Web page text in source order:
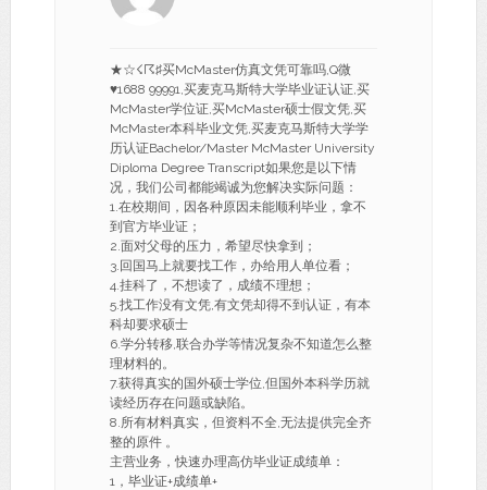
★☆☇☈♯买McMaster仿真文凭可靠吗,Q微
♥1688 99991,买麦克马斯特大学毕业证认证,买
McMaster学位证,买McMaster硕士假文凭,买
McMaster本科毕业文凭,买麦克马斯特大学学
历认证Bachelor/Master McMaster University
Diploma Degree Transcript如果您是以下情
况，我们公司都能竭诚为您解决实际问题：
1.在校期间，因各种原因未能顺利毕业，拿不
到官方毕业证；
2.面对父母的压力，希望尽快拿到；
3.回国马上就要找工作，办给用人单位看；
4.挂科了，不想读了，成绩不理想；
5.找工作没有文凭,有文凭却得不到认证，有本
科却要求硕士
6.学分转移,联合办学等情况复杂不知道怎么整
理材料的。
7.获得真实的国外硕士学位,但国外本科学历就
读经历存在问题或缺陷。
8.所有材料真实，但资料不全,无法提供完全齐
整的原件 。
主营业务，快速办理高仿毕业证成绩单：
1，毕业证+成绩单+